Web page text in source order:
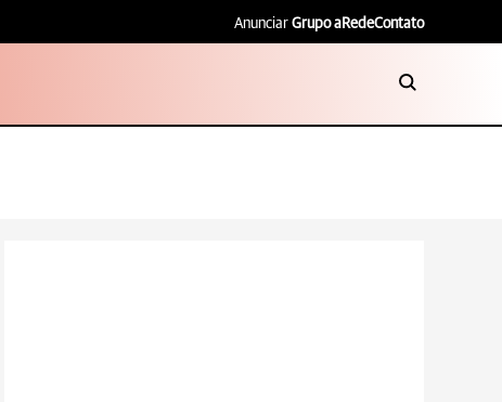
Anunciar Grupo aRedeContato